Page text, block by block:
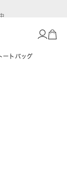
ートバッグ